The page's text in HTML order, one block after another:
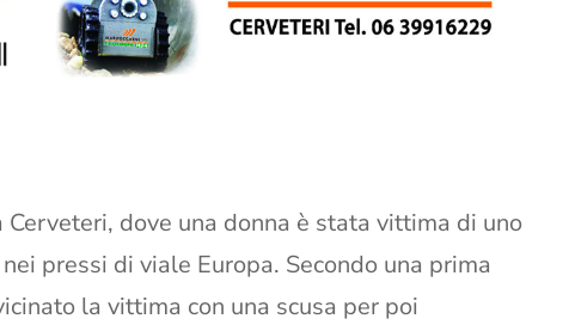
dove una donna è stata vittima di uno
pressi di viale Europa. Secondo una prima
la vittima con una scusa per poi